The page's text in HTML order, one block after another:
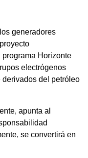
generadores
Horizonte
electrógenos
del petróleo
apunta al
se convertirá en